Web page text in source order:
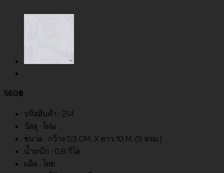
560฿
รหัสสินค้า : 214
วัสดุ : โฟม
ขนาด : กว้าง 53 CM. X ยาว 10 M. (5 ตรม.)
น้ำหนัก : 0.8 กิโล
ผลิต : ไทย